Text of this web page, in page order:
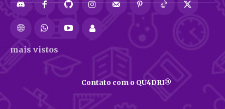
mais vistos
Contato com o QU4DRI®